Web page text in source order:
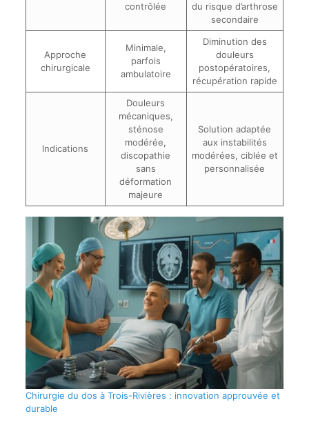
contrôlée
du risque d’arthrose
secondaire
Approche
chirurgicale
Minimale,
parfois
ambulatoire
Diminution des
douleurs
postopératoires,
récupération rapide
Indications
Douleurs
mécaniques,
sténose
modérée,
discopathie
sans
déformation
majeure
Solution adaptée
aux instabilités
modérées, ciblée et
personnalisée
Chirurgie du dos à Trois-Rivières : innovation approuvée et
durable